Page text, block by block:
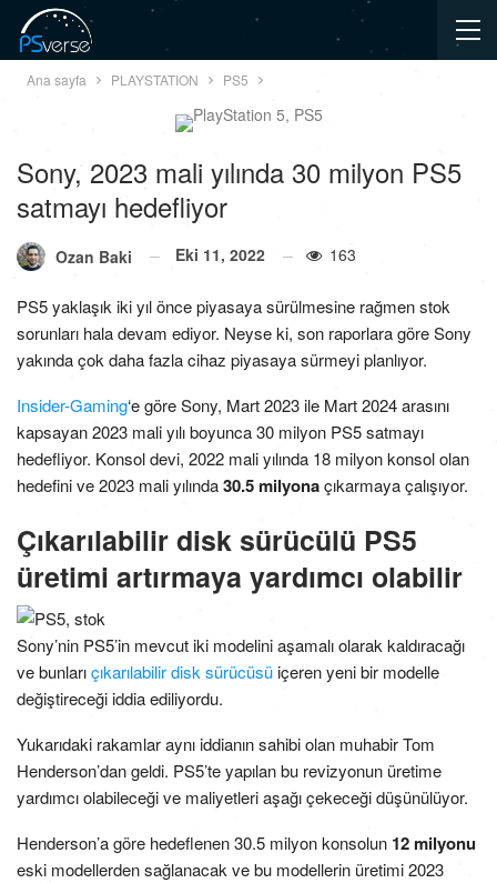
Ana sayfa PLAYSTATION PS5
Sony, 2023 mali yılında 30 milyon PS5
satmayı hedefliyor
Ozan Baki Eki 11, 2022 163
PS5 yaklaşık iki yıl önce piyasaya sürülmesine rağmen stok
sorunları hala devam ediyor. Neyse ki, son raporlara göre Sony
yakında çok daha fazla cihaz piyasaya sürmeyi planlıyor.
Insider-Gaming‘e göre Sony, Mart 2023 ile Mart 2024 arasını
kapsayan 2023 mali yılı boyunca 30 milyon PS5 satmayı
hedefliyor. Konsol devi, 2022 mali yılında 18 milyon konsol olan
hedefini ve 2023 mali yılında30.5 milyonaçıkarmaya çalışıyor.
Çıkarılabilir disk sürücülü PS5
üretimi artırmaya yardımcı olabilir
Sony’nin PS5’in mevcut iki modelini aşamalı olarak kaldıracağı
ve bunlarıçıkarılabilir disk sürücüsüiçeren yeni bir modelle
değiştireceği iddia ediliyordu.
Yukarıdaki rakamlar aynı iddianın sahibi olan muhabir Tom
Henderson’dan geldi. PS5’te yapılan bu revizyonun üretime
yardımcı olabileceği ve maliyetleri aşağı çekeceği düşünülüyor.
Henderson’a göre hedeflenen 30.5 milyon konsolun 12 milyonu
eski modellerden sağlanacak ve bu modellerin üretimi 2023